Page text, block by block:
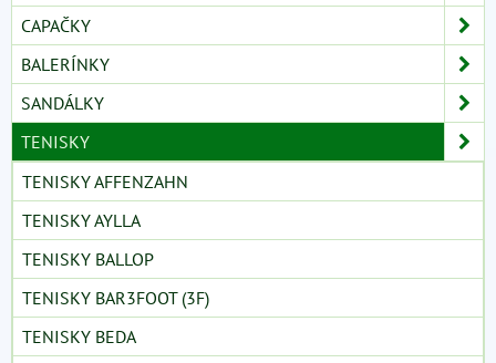
CAPAČKY
BALERÍNKY
SANDÁLKY
TENISKY
TENISKY AFFENZAHN
TENISKY AYLLA
TENISKY BALLOP
TENISKY BAR3FOOT (3F)
TENISKY BEDA